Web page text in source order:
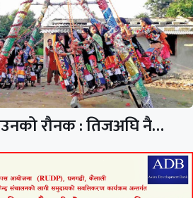
रौनक : तिजअघि नै…